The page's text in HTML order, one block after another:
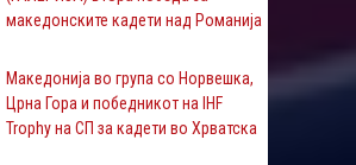
македонските кадети над Романија
Македонија во група со Норвешка,
Црна Гора и победникот на IHF
Trophy на СП за кадети во Хрватска